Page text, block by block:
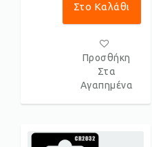
Στο Καλάθι
Προσθήκη
Στα
Αγαπημένα